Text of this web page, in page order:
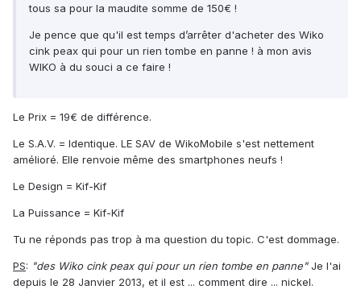
tous sa pour la maudite somme de 150€ !
Je pence que qu'il est temps d’arrêter d'acheter des Wiko
cink peax qui pour un rien tombe en panne ! à mon avis
WIKO à du souci a ce faire !
Le Prix = 19€ de différence.
Le S.A.V. = Identique. LE SAV de WikoMobile s'est nettement
amélioré. Elle renvoie même des smartphones neufs !
Le Design = Kif-Kif
La Puissance = Kif-Kif
Tu ne réponds pas trop à ma question du topic. C'est dommage.
PS: "des Wiko cink peax qui pour un rien tombe en panne"Je l'ai
depuis le 28 Janvier 2013, et il est ... comment dire ... nickel.